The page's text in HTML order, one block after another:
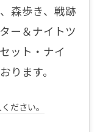
、森歩き、戦跡
ー＆ナイトツ
ット・ナイ
ります。
ださい。